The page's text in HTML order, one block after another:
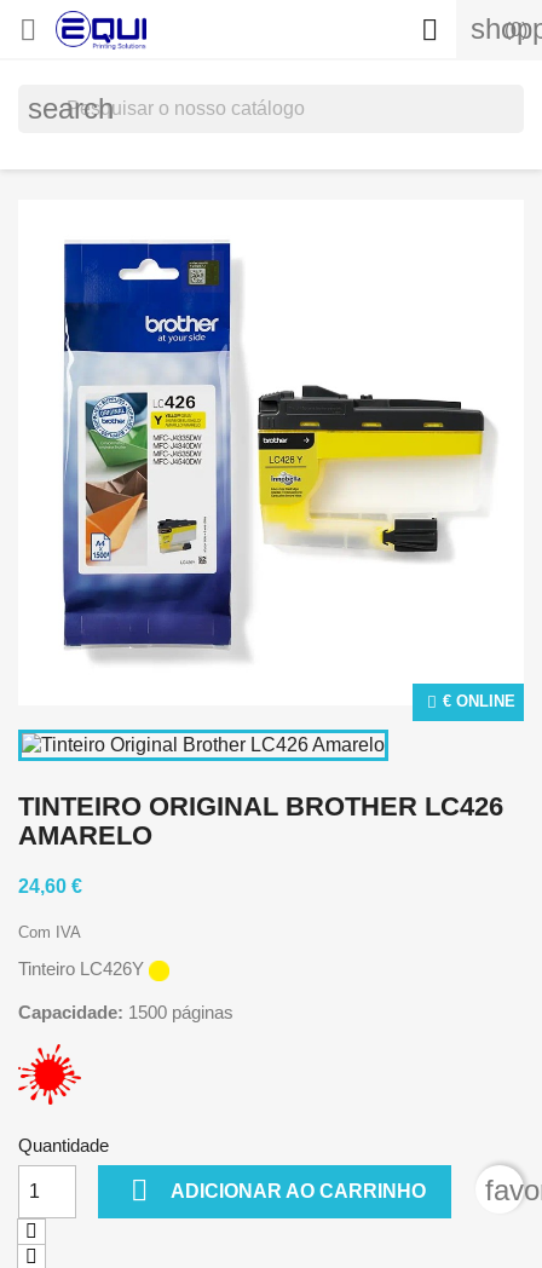
 (0)

search
€ ONLINE
TINTEIRO ORIGINAL BROTHER LC426
AMARELO
24,60 €
Com IVA
Tinteiro LC426Y
Capacidade: 1500 páginas
Quantidade
 ADICIONAR AO CARRINHO